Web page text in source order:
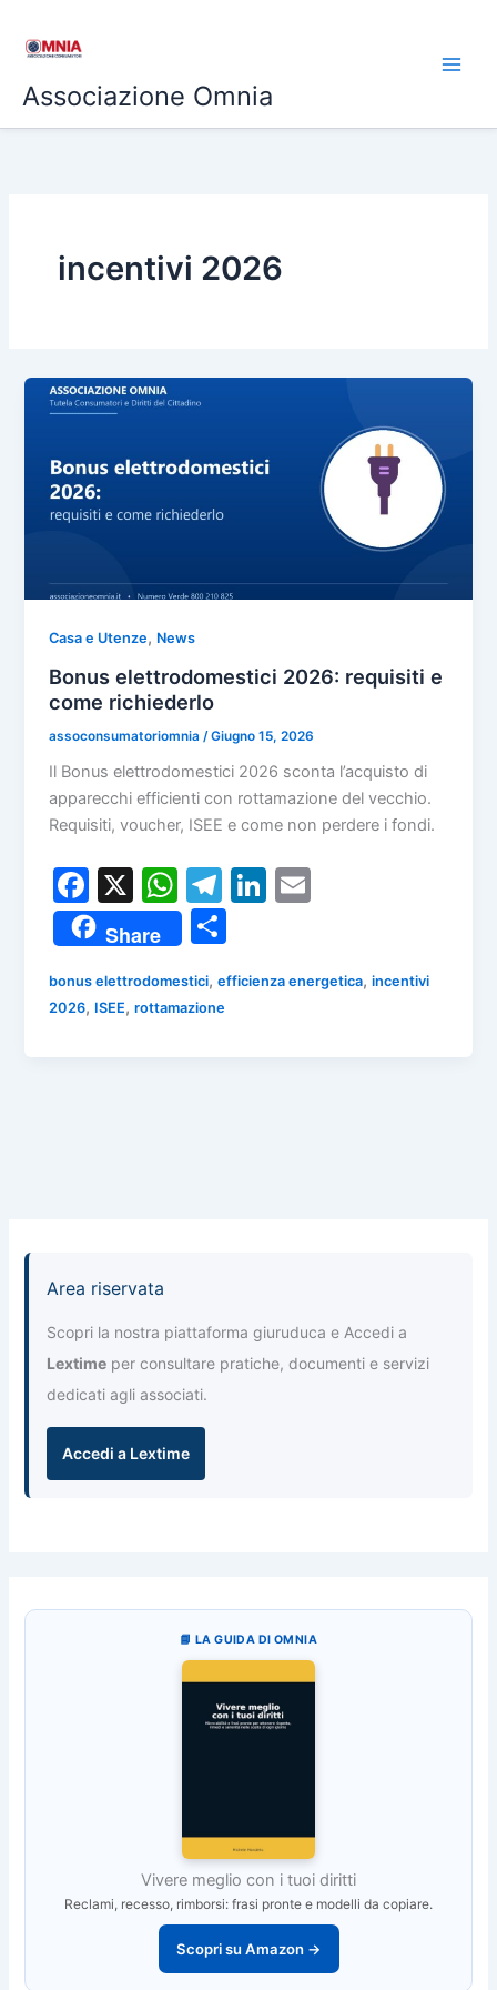
Associazione Omnia
incentivi 2026
Casa e Utenze, News
Bonus elettrodomestici 2026: requisiti e
come richiederlo
assoconsumatoriomnia /Giugno 15, 2026
Il Bonus elettrodomestici 2026 sconta l’acquisto di
apparecchi efficienti con rottamazione del vecchio.
Requisiti, voucher, ISEE e come non perdere i fondi.
F
a
c
e
b
X
W
h
at
s
A
T
el
e
gr
a
Li
e l
Share
n
bonus elettrodomestici,efficienza energetica,incentivi
2026, ISEE,rottamazione
Area riservata
Scopri la nostra piattaforma giuruduca e Accedi a
Lextime per consultare pratiche, documenti e servizi
dedicati agli associati.
Accedi a Lextime
📘 LA GUIDA DI OMNIA
Vivere meglio con i tuoi diritti
Reclami, recesso, rimborsi: frasi pronte e modelli da copiare.
Scopri su Amazon →